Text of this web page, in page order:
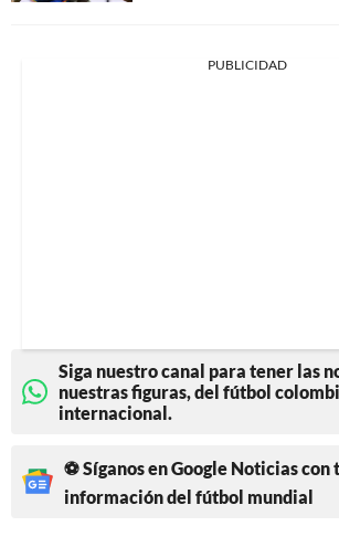
PUBLICIDAD
Siga nuestro canal para tener las
nuestras figuras, del fútbol
internacional.
⚽ Síganos en Google Noticias con
información del fútbol mundial